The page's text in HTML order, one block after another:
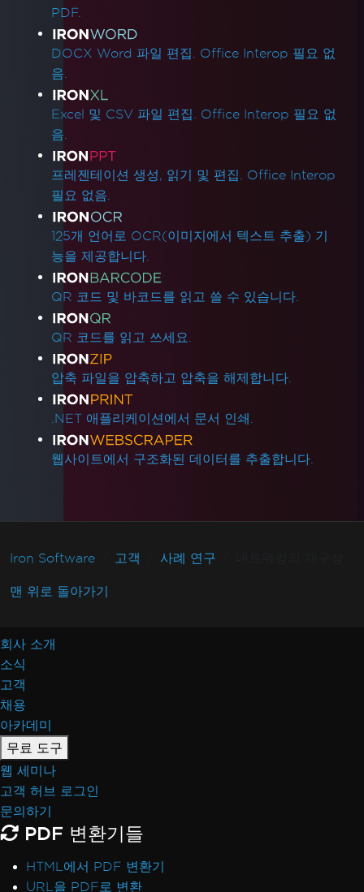
PDF.
DOCX Word 파일 편집. Office Interop 필요 없
음.
Excel 및 CSV 파일 편집. Office Interop 필요 없
음.
프레젠테이션 생성, 읽기 및 편집. Office Interop
필요 없음.
125개 언어로 OCR(이미지에서 텍스트 추출) 기
능을 제공합니다.
QR 코드 및 바코드를 읽고 쓸 수 있습니다.
QR 코드를 읽고 쓰세요.
압축 파일을 압축하고 압축을 해제합니다.
.NET 애플리케이션에서 문서 인쇄.
웹사이트에서 구조화된 데이터를 추출합니다.
Iron Software 고객 사례 연구
맨 위로 돌아가기
회사 소개
소식
고객
채용
아카데미
무료 도구
웹 세미나
고객 허브 로그인
문의하기
PDF 변환기들
HTML에서 PDF 변환기
URL을 PDF로 변환